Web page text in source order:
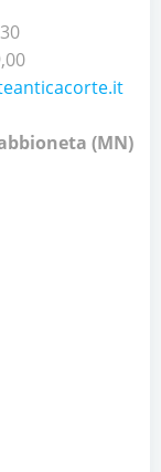
(MN)